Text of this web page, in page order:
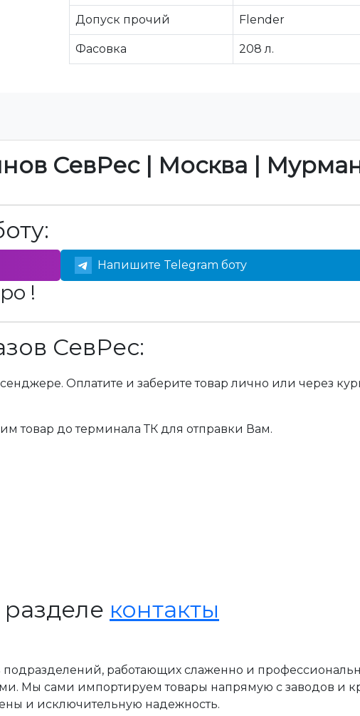
Допуск прочий Flender
Фасовка 208 л.
СевРес | Москва |
Напишите Telegram боту
!
СевРес:
Оплатите и заберите товар лично или через
товар до терминала ТК для отправки Вам.
контакты
подразделений, работающих слаженно и
Мы сами импортируем товары напрямую с заводов и
и исключительную надежность.